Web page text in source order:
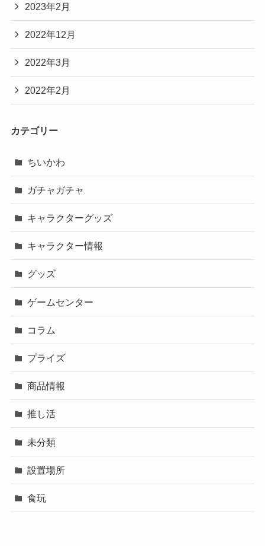
2023年2月
2022年12月
2022年3月
2022年2月
カテゴリー
ちいかわ
ガチャガチャ
キャラクターグッズ
キャラクター情報
グッズ
ゲームセンター
コラム
プライズ
商品情報
推し活
未分類
設置場所
食玩